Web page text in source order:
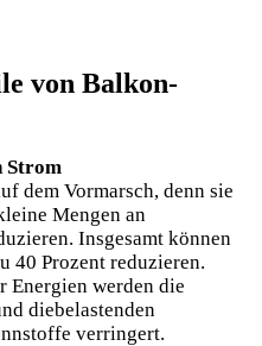
von Balkon-
Strom
dem Vormarsch, denn sie
Mengen an
Insgesamt können
40 Prozent reduzieren.
Energien werden die
diebelastenden
verringert.